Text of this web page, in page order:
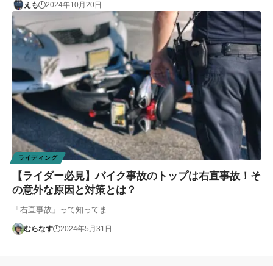
えも 2024年10月20日
ライディング
【ライダー必見】バイク事故のトップは右直事故！そ
の意外な原因と対策とは？
「右直事故」って知ってま…
むらなす 2024年5月31日